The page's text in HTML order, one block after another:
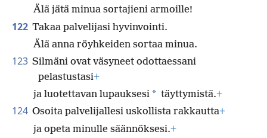
Älä jätä minua sortajieni armoille!
122 Takaa palvelijasi hyvinvointi.
Älä anna röyhkeiden sortaa minua.
123 Silmäni ovat väsyneet odottaessani
pelastustasi+
ja luotettavan lupauksesi * täyttymistä.+
124 Osoita palvelijallesi uskollista rakkautta+
ja opeta minulle säännöksesi.+